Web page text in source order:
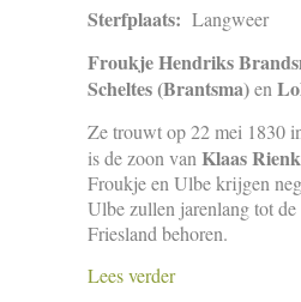
Sterfplaats: Langweer
Froukje Hendriks
Scheltes (Brantsma)en
Ze trouwt op 22 mei 1830
is de zoon vanKlaas
Froukje en Ulbe krijgen
Ulbe zullen jarenlang tot
Friesland behoren.
Lees verder